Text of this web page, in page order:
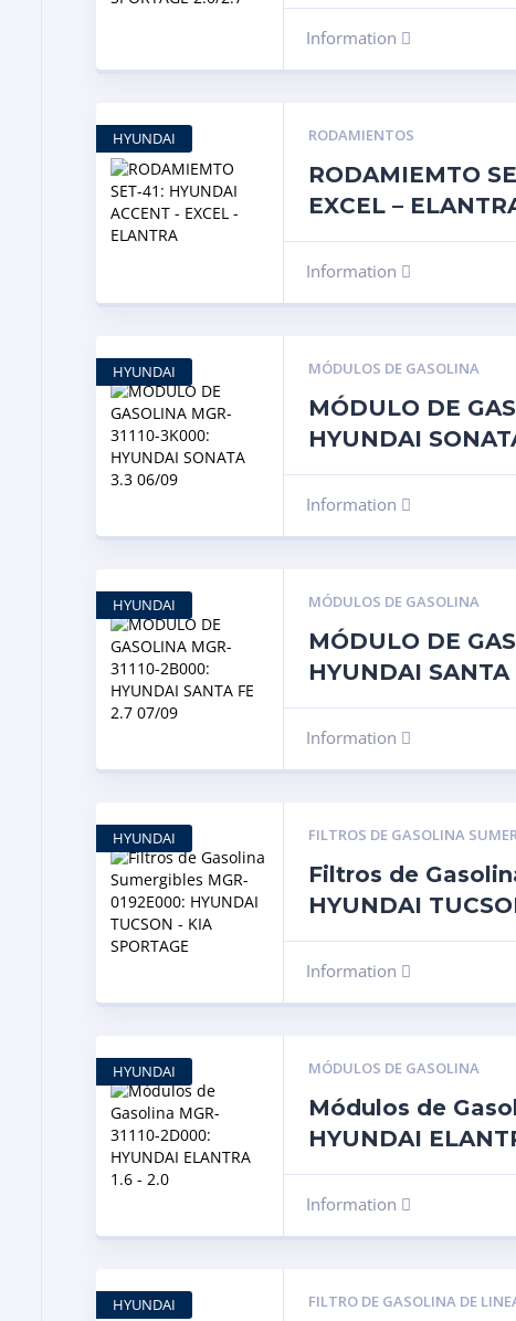
Information
RODAMIENTOS
RODAMIEMTO
EXCEL –
Information
HYUNDAI
MÓDULOS DE GASOLINA
MÓDULO DE
HYUNDAI
Information
HYUNDAI
MÓDULOS DE GASOLINA
MÓDULO DE
HYUNDAI
Information
HYUNDAI
FILTROS DE GASOLINA
Filtros de
HYUNDAI
Information
HYUNDAI
MÓDULOS DE GASOLINA
Módulos de
HYUNDAI
Information
HYUNDAI
FILTRO DE GASOLINA DE
HYUNDAI